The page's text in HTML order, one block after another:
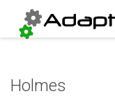
Holmes
Log in